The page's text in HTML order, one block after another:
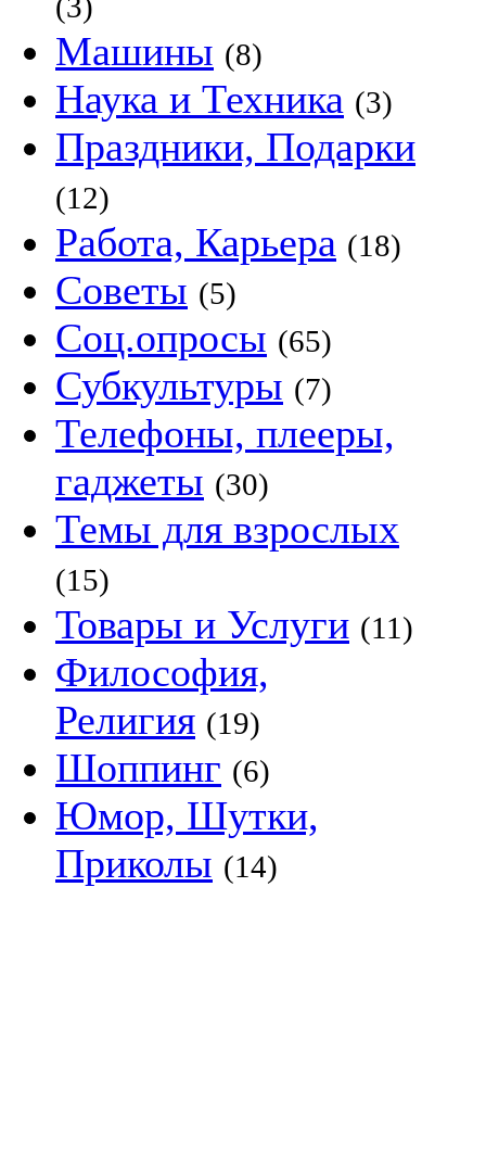
Машины (8)
Наука и Техника (3)
Праздники, Подарки
(12)
Работа, Карьера (18)
Советы (5)
Соц.опросы (65)
Субкультуры (7)
Телефоны, плееры,
гаджеты (30)
Темы для взрослых
(15)
Товары и Услуги (11)
Философия,
Религия (19)
Шоппинг (6)
Юмор, Шутки,
Приколы (14)